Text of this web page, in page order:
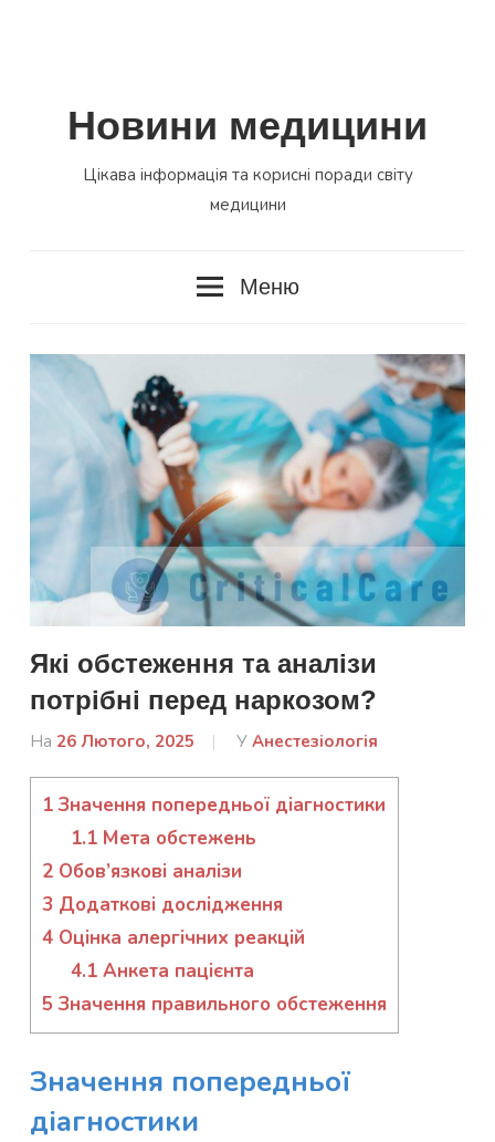
Новини медицини
Цікава інформація та корисні поради світу
медицини
Меню
Які обстеження та аналізи
потрібні перед наркозом?
На 26 Лютого, 2025
Від
У Анестезіологія
1Значення попередньої діагностики
1.1Мета обстежень
2 Обов’язкові аналізи
3 Додаткові дослідження
4 Оцінка алергічних реакцій
4.1Анкета пацієнта
5 Значення правильного обстеження
Значення попередньої
діагностики